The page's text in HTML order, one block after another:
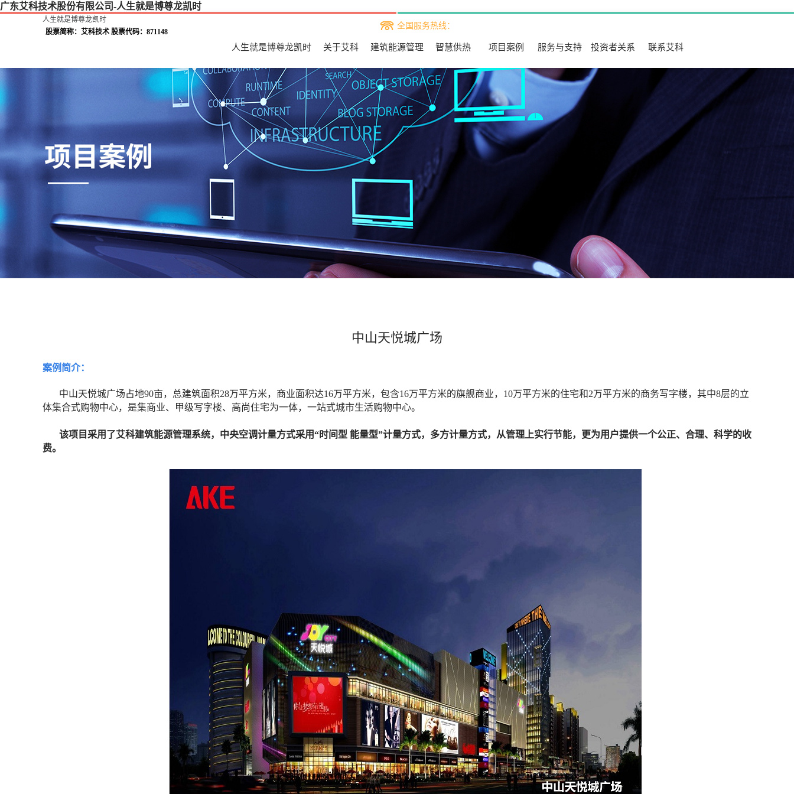
广东艾科技术股份有限公司-人生就是博尊龙凯时
人生就是博尊龙凯时
股票简称：艾科技术 股票代码：871148
全国服务热线：
人生就是博尊龙凯时 关于艾科 建筑能源管理 智慧供热 项目案例 服务与支持 投资者关系 联系艾科
中山天悦城广场
案例简介：
中山天悦城广场占地90亩，总建筑面积28万平方米，商业面积达16万平方米，包含16万平方米的旗舰商业，10万平方米的住宅和2万平方米的商务写字楼，其中8层的立
体集合式购物中心，是集商业、甲级写字楼、高尚住宅为一体，一站式城市生活购物中心。
该项目采用了艾科建筑能源管理系统，中央空调计量方式采用“时间型 能量型”计量方式，多方计量方式，从管理上实行节能，更为用户提供一个公正、合理、科学的收
费。